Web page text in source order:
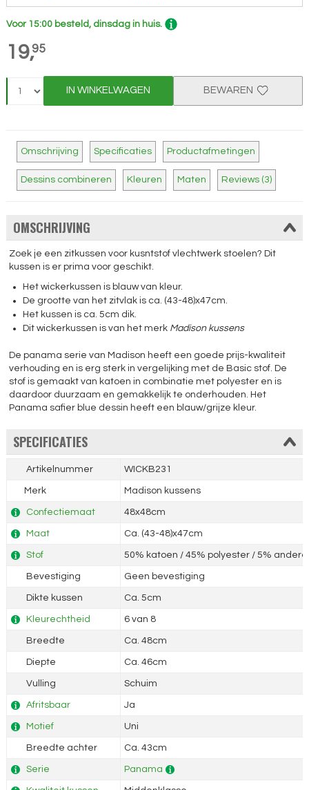
Voor 15:00 besteld, dinsdag in huis.
19,95
IN WINKELWAGEN BEWAREN
Omschrijving Specificaties Productafmetingen
Dessins combineren Kleuren Maten Reviews (3)
OMSCHRIJVING
Zoek je een zitkussen voor kusntstof vlechtwerk stoelen? Dit
kussen is er prima voor geschikt.
Het wickerkussen is blauw van kleur.
De grootte van het zitvlak is ca. (43-48)x47cm.
Het kussen is ca. 5cm dik.
Dit wickerkussen is van het merk Madison kussens
De panama serie van Madison heeft een goede prijs-kwaliteit
verhouding en is erg sterk in vergelijking met de Basic stof. De
stof is gemaakt van katoen in combinatie met polyester en is
daardoor duurzaam en gemakkelijk te onderhouden. Het
Panama safier blue dessin heeft een blauw/grijze kleur.
SPECIFICATIES
Artikelnummer WICKB231
Merk Madison kussens
Confectiemaat 48x48cm
Maat Ca. (43-48)x47cm
Stof 50% katoen / 45% polyester / 5%
Bevestiging Geen bevestiging
Dikte kussen Ca. 5cm
Kleurechtheid 6 van 8
Breedte Ca. 48cm
Diepte Ca. 46cm
Vulling Schuim
Afritsbaar Ja
Motief Uni
Breedte achter Ca. 43cm
Serie Panama